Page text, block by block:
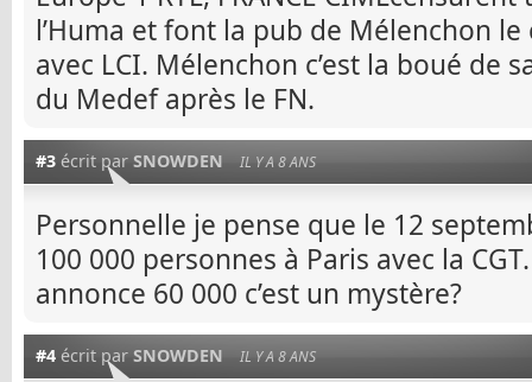
l’Huma et font la pub de Mélenchon
avec LCI. Mélenchon c’est la boué de
du Medef après le FN.
#3 écrit par SNOWDEN IL Y A 8 ANS
Personnelle je pense que le 12
100 000 personnes à Paris avec la
annonce 60 000 c’est un mystère?
#4 écrit par SNOWDEN IL Y A 8 ANS